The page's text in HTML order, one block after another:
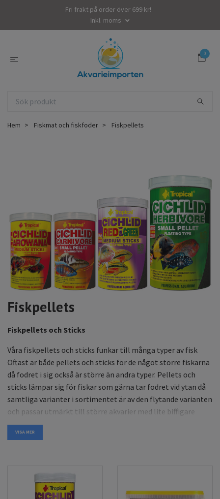
Fri frakt på order över 699 kr!
Inkl. moms
0
Hem Fiskmat och fiskfoder Fiskpellets
Fiskpellets
Fiskpellets och Sticks
Våra fiskpellets och sticks funkar till många typer av fisk
Oftast är både pellets och sticks för de något större fiskarna
då fodret i sig också är större än andra typer. Pellets och
sticks lämpar sig för fiskar som gärna tar fodret vid ytan då
samtliga varianter i sortimentet är av den flytande varianten
och passar utmärkt till större akvarier med lite biffigare
fiskar som ciklider, arowana eller dammfiskar mfl.
och alger för god mag/tarm funktion. Fördelar med både
fiskpellets och sticks är att de behåller formen i vattnet och
VISA MER